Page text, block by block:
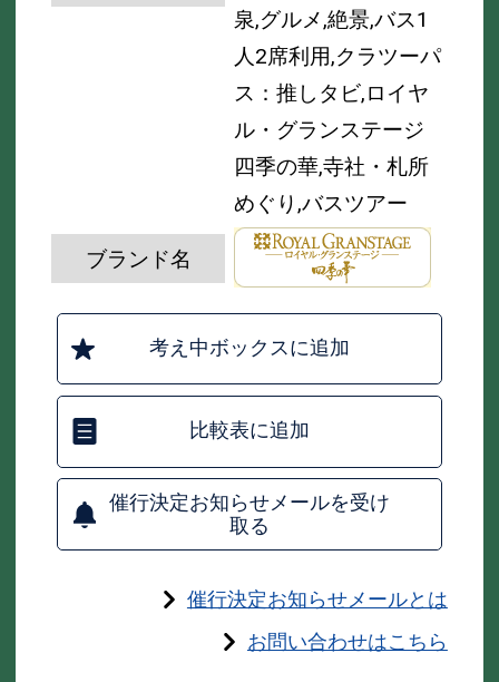
泉,グルメ,絶景,バス1
人2席利用,クラツーパ
ス：推しタビ,ロイヤ
ル・グランステージ
四季の華,寺社・札所
めぐり,バスツアー
ブランド名
考え中ボックスに追加
比較表に追加
催行決定お知らせメールを受け
取る
催行決定お知らせメールとは
お問い合わせはこちら